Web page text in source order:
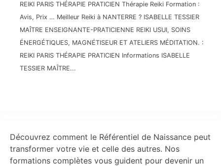
REIKI PARIS THÉRAPIE PRATICIEN Thérapie Reiki Formation :
Avis, Prix … Meilleur Reiki à NANTERRE ? ISABELLE TESSIER
MAÎTRE ENSEIGNANTE-PRATICIENNE REIKI USUI, SOINS
ÉNERGÉTIQUES, MAGNÉTISEUR ET ATELIERS MÉDITATION. :
REIKI PARIS THÉRAPIE PRATICIEN Informations ISABELLE
TESSIER MAÎTRE...
Primary
Sidebar
Découvrez comment le Référentiel de Naissance peut
transformer votre vie et celle des autres. Nos
formations complètes vous guident pour devenir un